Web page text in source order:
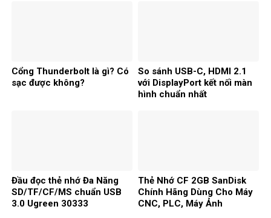
Cổng Thunderbolt là gì? Có
sạc được không?
So sánh USB-C, HDMI 2.1
với DisplayPort kết nối màn
hình chuẩn nhất
Đầu đọc thẻ nhớ Đa Năng
SD/TF/CF/MS chuẩn USB
3.0 Ugreen 30333
Thẻ Nhớ CF 2GB SanDisk
Chính Hãng Dùng Cho Máy
CNC, PLC, Máy Ảnh